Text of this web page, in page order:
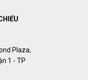
Plaza,
1 - TP